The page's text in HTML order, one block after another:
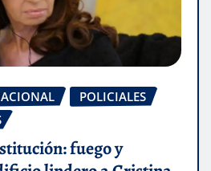
POLICIALES
fuego y